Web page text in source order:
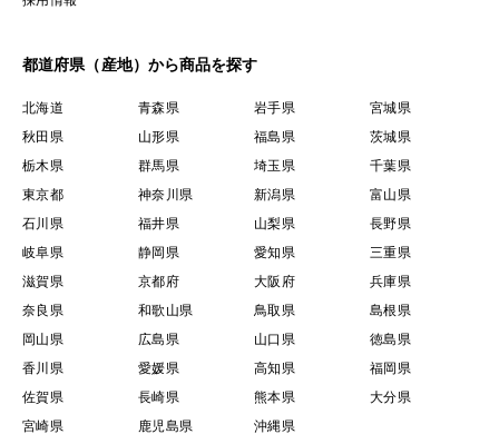
都道府県（産地）から商品を探す
北海道 青森県 岩手県
宮城県
秋田県
山形県 福島県
茨城県
栃木県
群馬県 埼玉県
千葉県
東京都
神奈川県 新潟県
富山県
石川県
福井県 山梨県
長野県
岐阜県
静岡県 愛知県
三重県
滋賀県
京都府 大阪府
兵庫県
奈良県
和歌山県 鳥取県
島根県
岡山県
広島県 山口県
徳島県
香川県
愛媛県 高知県
福岡県
佐賀県
長崎県 熊本県
大分県
宮崎県
鹿児島県 沖縄県